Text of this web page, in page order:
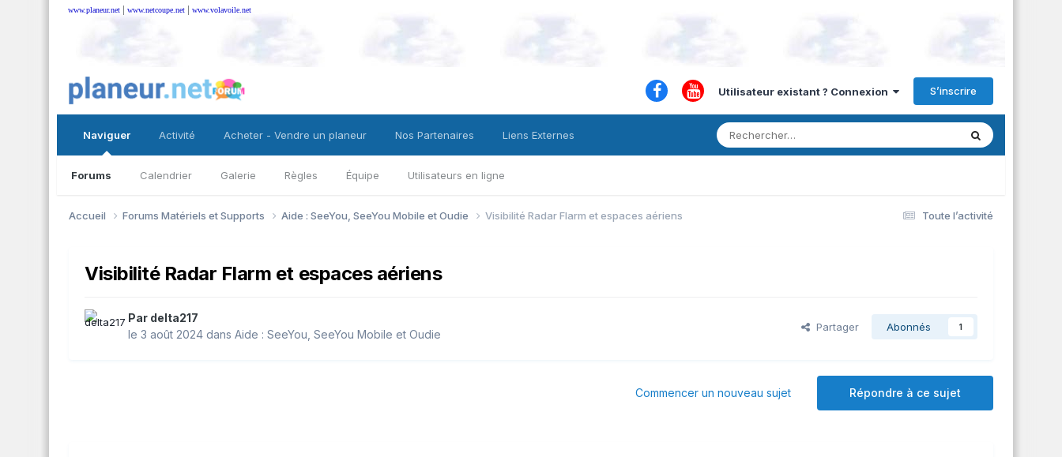
www.planeur.net | www.netcoupe.net | www.volavoile.net
Utilisateur existant ? Connexion S’inscrire
Naviguer
Forums Calendrier Galerie Règles Équipe Utilisateurs en ligne
Activité Acheter - Vendre un planeur Nos Partenaires Liens Externes
Toute l’activité
Accueil Forums Matériels et Supports Aide : SeeYou, SeeYou Mobile et Oudie Visibilité Radar Flarm et espaces aériens
Visibilité Radar Flarm et espaces aériens
Par delta217
le 3 août 2024 dans Aide : SeeYou, SeeYou Mobile et Oudie
Partager Abonnés 1
Répondre à ce sujet
Commencer un nouveau sujet